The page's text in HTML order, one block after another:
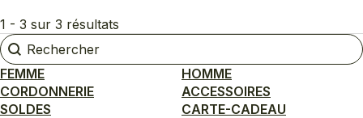
1 - 3 sur 3 résultats
Rechercher
Rechercher
FEMME
HOMME
CORDONNERIE
ACCESSOIRES
SOLDES
CARTE-CADEAU